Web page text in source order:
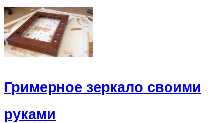
Гримерное зеркало своими
руками